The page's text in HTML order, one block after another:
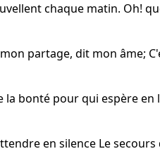
chaque matin. Oh!
partage, dit mon âme;
la bonté pour qui espère en
en silence Le secours